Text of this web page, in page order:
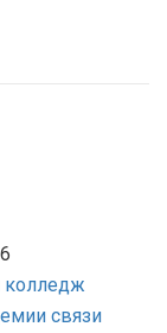
колледж
связи